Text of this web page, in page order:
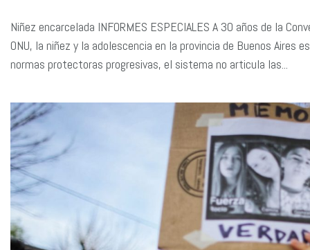
Niñez encarcelada INFORMES ESPECIALES A 30 años de la
ONU, la niñez y la adolescencia en la provincia de Buenos Aires
normas protectoras progresivas, el sistema no articula las...